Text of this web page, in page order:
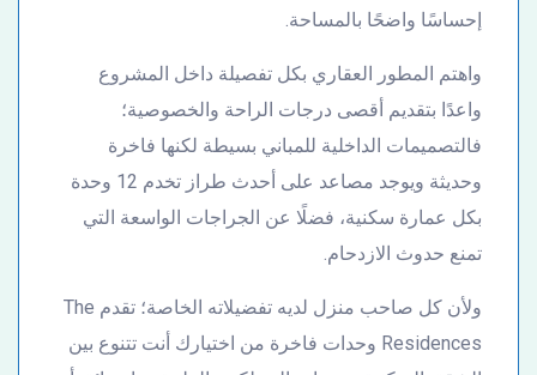
إحساسًا واضحًا بالمساحة.
واهتم المطور العقاري بكل تفصيلة داخل المشروع
واعدًا بتقديم أقصى درجات الراحة والخصوصية؛
فالتصميمات الداخلية للمباني بسيطة لكنها فاخرة
وحديثة ويوجد مصاعد على أحدث طراز تخدم 12 وحدة
بكل عمارة سكنية، فضلًا عن الجراجات الواسعة التي
تمنع حدوث الازدحام.
ولأن كل صاحب منزل لديه تفضيلاته الخاصة؛ تقدم The
Residences وحدات فاخرة من اختيارك أنت تتنوع بين